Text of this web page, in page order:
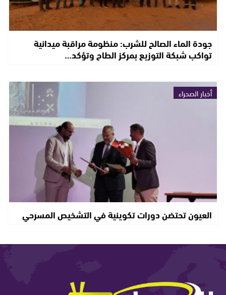
جودة الماء الصالح للشرب: منظومة مراقبة ميدانية
تواكب شبكة التوزيع بمركز الطاح وتؤكد…
أخبار الصحراء
العيون تحتضن دورات تكوينية في التشخيص المسرحي